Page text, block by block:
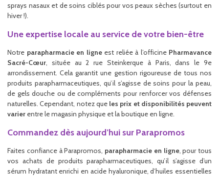
sprays nasaux et de soins ciblés pour vos peaux sèches (surtout en
hiver !).
Une expertise locale au service de votre bien-être
Notre parapharmacie en ligneest reliée à l’officine Pharmavance
Sacré-Cœur, située au 2 rue Steinkerque à Paris, dans le 9e
arrondissement. Cela garantit une gestion rigoureuse de tous nos
produits parapharmaceutiques, qu’il s’agisse de soins pour la peau,
de gels douche ou de compléments pour renforcer vos défenses
naturelles. Cependant, notez que les prix et disponibilités peuvent
varier entre le magasin physique et la boutique en ligne.
Commandez dès aujourd’hui sur Parapromos
Faites confiance à Parapromos, parapharmacie en ligne, pour tous
vos achats de produits parapharmaceutiques, qu’il s’agisse d’un
sérum hydratant enrichi en acide hyaluronique, d’huiles essentielles